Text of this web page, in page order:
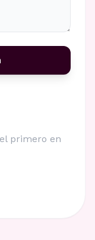
primero en